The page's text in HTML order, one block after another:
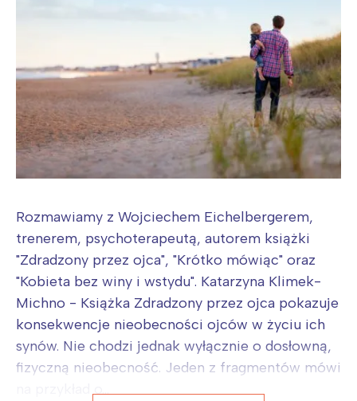
Rozmawiamy z Wojciechem Eichelbergerem,
trenerem, psychoterapeutą, autorem książki
"Zdradzony przez ojca", "Krótko mówiąc" oraz
"Kobieta bez winy i wstydu". Katarzyna Klimek-
Michno - Książka Zdradzony przez ojca pokazuje
konsekwencje nieobecności ojców w życiu ich
synów. Nie chodzi jednak wyłącznie o dosłowną,
fizyczną nieobecność. Jeden z fragmentów mówi